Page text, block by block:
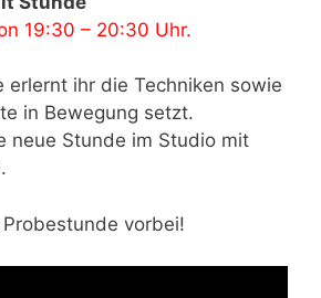
19:30 – 20:30 Uhr.
erlernt ihr die Techniken sowie
in Bewegung setzt.
neue Stunde im Studio mit
vorbei!